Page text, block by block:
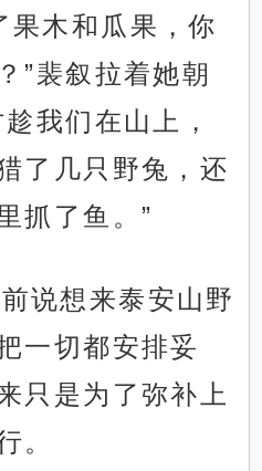
果木和瓜果，你
”裴叙拉着她朝
我们在山上，
了几只野兔，还
抓了鱼。”
说想来泰安山野
一切都安排妥
只是为了弥补上
。